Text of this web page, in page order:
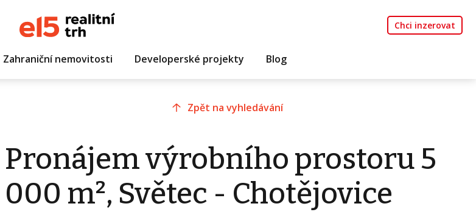
Chci inzerovat
Zahraniční nemovitosti Developerské projekty Blog
Zpět na vyhledávání
Pronájem výrobního prostoru 5
000 m², Světec - Chotějovice